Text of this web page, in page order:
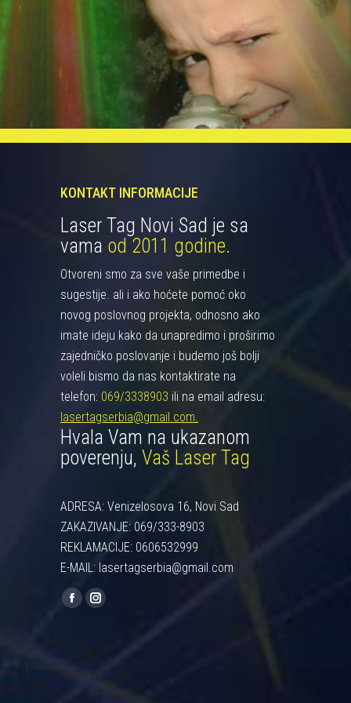
KONTAKT INFORMACIJE
Laser Tag Novi Sad je sa
vama od 2011 godine.
Otvoreni smo za sve vaše primedbe i
sugestije. ali i ako hoćete pomoć oko
novog poslovnog projekta, odnosno ako
imate ideju kako da unapredimo i proširimo
zajedničko poslovanje i budemo još bolji
voleli bismo da nas kontaktirate na
telefon: 069/3338903 ili na email adresu:
lasertagserbia@gmail.com.
Hvala Vam na ukazanom
poverenju, Vaš Laser Tag
ADRESA: Venizelosova 16, Novi Sad
ZAKAZIVANJE: 069/333-8903
REKLAMACIJE: 0606532999
E-MAIL: lasertagserbia@gmail.com
Find us on:
FacebookInstagram